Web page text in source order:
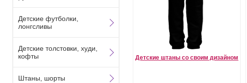
Детские штаны со своим дизайном
Детские футболки,
лонгсливы
Детские толстовки, худи,
кофты
Штаны, шорты